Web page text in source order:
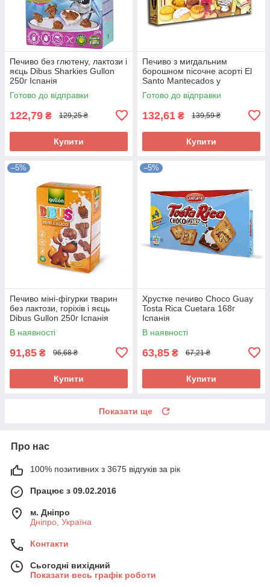
Печиво без глютену, лактози і
яєць Dibus Sharkies Gullon
250г Іспанія
Готово до відправки
122,79 ₴ 129,25 ₴
Купити
Печиво з мигдальним
борошном пісочне асорті El
Santo Mantecados y
Polvorones 300 г Іспанія
Готово до відправки
132,61 ₴ 139,59 ₴
Купити
–5%
Печиво міні-фігурки тварин
без лактози, горіхів і яєць
Dibus Gullon 250г Іспанія
В наявності
91,85 ₴ 96,68 ₴
Купити
–5%
Хрустке печиво Choco Guay
Tosta Rica Cuetara 168г
Іспанія
В наявності
63,85 ₴ 67,21 ₴
Купити
Показати ще
Про нас
100% позитивних з 3675 відгуків за рік
Працює з 09.02.2016
м. Дніпро
Дніпро, Україна
Контакти
Сьогодні вихідний
Показати весь графік роботи